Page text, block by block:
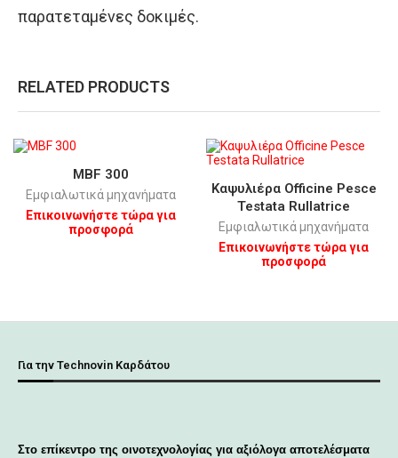
παρατεταμένες δοκιμές.
RELATED PRODUCTS
MBF 300
Εμφιαλωτικά μηχανήματα
Επικοινωνήστε τώρα για
προσφορά
Καψυλιέρα Οfficine Pesce
Testata Rullatrice
Εμφιαλωτικά μηχανήματα
Επικοινωνήστε τώρα για
προσφορά
Για την Technovin Καρδάτου
Στο επίκεντρο της οινοτεχνολογίας για αξιόλογα αποτελέσματα